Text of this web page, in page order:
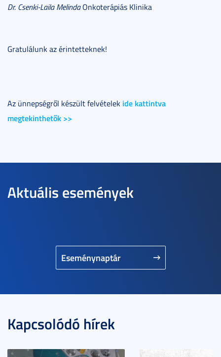
Dr. Csenki-Laila MelindaOnkoterápiás Klinika
Gratulálunk az érintetteknek!
Az ünnepségről készült felvételek ide kattintva
megtekinthetők >>
Aktuális események
Eseménynaptár
Kapcsolódó hírek